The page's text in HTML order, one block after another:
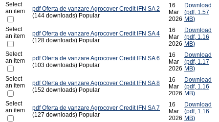
Select
an item
pdf Oferta de vanzare Agrocover Credit IFN SA 2
(144 downloads) Popular
16
Mar
2026
Download
(pdf, 1.57
MB)
Select
an item
pdf Oferta de vanzare Agrocover Credit IFN SA 4
(128 downloads) Popular
16
Mar
2026
Download
(pdf, 1.16
MB)
Select
an item
pdf Oferta de vanzare Agrocover Credit IFN SA 6
(103 downloads) Popular
16
Mar
2026
Download
(pdf, 1.17
MB)
Select
an item
pdf Oferta de vanzare Agrocover Credit IFN SA 8
(152 downloads) Popular
16
Mar
2026
Download
(pdf, 1.16
MB)
Select
an item
pdf Oferta de vanzare Agrocover Credit IFN SA 7
(127 downloads) Popular
16
Mar
2026
Download
(pdf, 1.16
MB)